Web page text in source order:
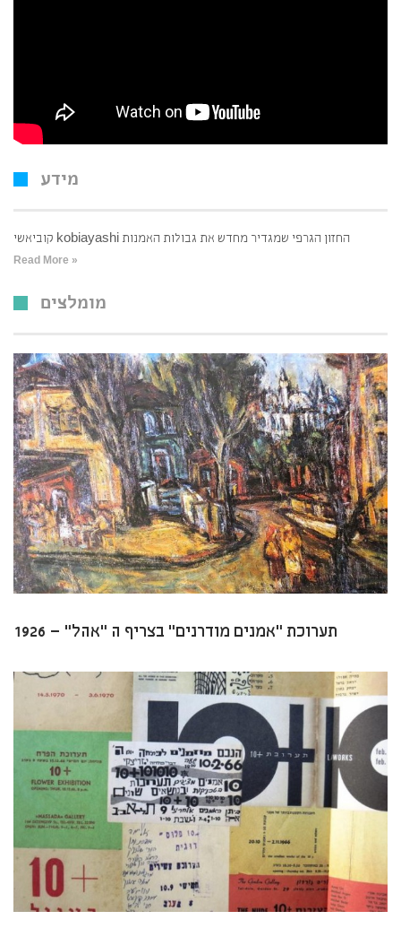
מידע
קוביאשי kobiayashi החזון הגרפי שמגדיר מחדש את גבולות האמנות
Read More »
מומלצים
תערוכת “אמנים מודרנים” בצריף ה “אהל” – 1926